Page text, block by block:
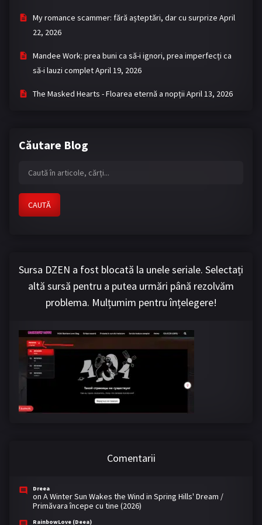
My romance scammer: fără așteptări, dar cu surprize April
22, 2026
Mandee Work: prea buni ca să-i ignori, prea imperfecți ca
să-i lauzi completApril 19, 2026
The Masked Hearts - Floarea eternă a nopții April 13, 2026
Căutare Blog
CAUTĂ
Sursa DZEN a fost blocată la unele seriale. Selectați
altă sursă pentru a putea urmări până rezolvăm
problema. Mulțumim pentru înțelegere!
Comentarii
Dreea
on A Winter Sun Wakes the Wind in Spring Hills' Dream /
Primăvara începe cu tine (2026)
RainbowLove (Deea)